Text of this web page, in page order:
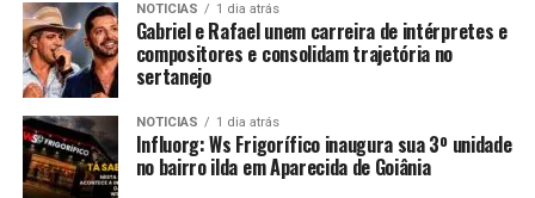
NOTICIAS 1 dia atrás
Gabriel e Rafael unem carreira de intérpretes e
compositores e consolidam trajetória no
sertanejo
NOTICIAS 1 dia atrás
Influorg: Ws Frigorífico inaugura sua 3º unidade
no bairro ilda em Aparecida de Goiânia